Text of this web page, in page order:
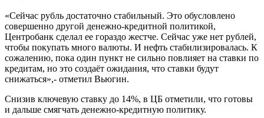
«Сейчас рубль достаточно стабильный. Это обусловлено
совершенно другой денежно-кредитной политикой,
Центробанк сделал ее гораздо жестче. Сейчас уже нет рублей,
чтобы покупать много валюты. И нефть стабилизировалась. К
сожалению, пока один пункт не сильно повлияет на ставки по
кредитам, но это создаёт ожидания, что ставки будут
снижаться»,- отметил Вьюгин.
Снизив ключевую ставку до 14%, в ЦБ отметили, что готовы
и дальше смягчать денежно-кредитную политику.